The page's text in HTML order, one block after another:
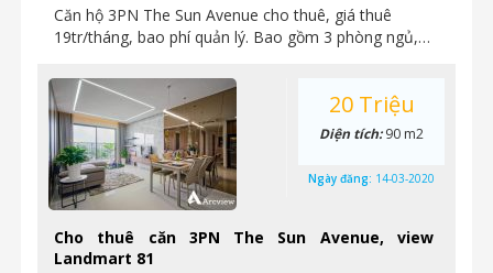
Căn hộ 3PN The Sun Avenue cho thuê, giá thuê
19tr/tháng, bao phí quản lý. Bao gồm 3 phòng ngủ,…
Cho thuê căn 3PN The Sun Avenue, view
Landmart 81
20 Triệu
Diện tích:90 m2
Ngày đăng: 14-03-2020